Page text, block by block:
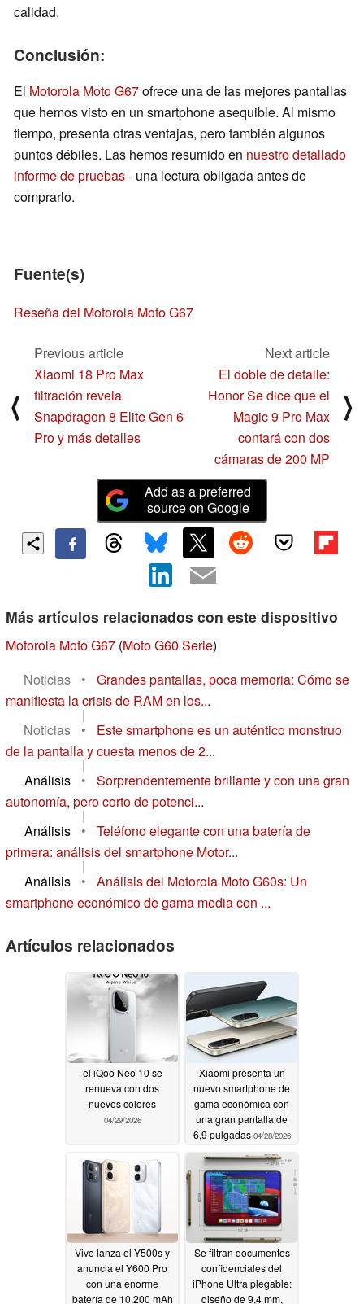
calidad.
Conclusión:
El Motorola Moto G67ofrece una de las mejores pantallas
que hemos visto en un smartphone asequible. Al mismo
tiempo, presenta otras ventajas, pero también algunos
puntos débiles. Las hemos resumido en nuestro detallado
informe de pruebas- una lectura obligada antes de
comprarlo.
Fuente(s)
Reseña del Motorola Moto G67
⟨
Previous article
Xiaomi 18 Pro Max
filtración revela
Snapdragon 8 Elite Gen 6
Pro y más detalles
Next article
El doble de detalle:
Honor Se dice que el
Magic 9 Pro Max
contará con dos
cámaras de 200 MP
⟩
Add as a preferred
source on Google
Más artículos relacionados con este dispositivo
Motorola Moto G67 (Moto G60 Serie)
Noticias
•
Grandes pantallas, poca memoria: Cómo se
manifiesta la crisis de RAM en los...
|
Noticias
•
Este smartphone es un auténtico monstruo
de la pantalla y cuesta menos de 2...
|
Análisis
•
Sorprendentemente brillante y con una gran
autonomía, pero corto de potenci...
|
Análisis
•
Teléfono elegante con una batería de
primera: análisis del smartphone Motor...
|
Análisis
•
Análisis del Motorola Moto G60s: Un
smartphone económico de gama media con ...
Artículos relacionados
el iQoo Neo 10 se
renueva con dos
nuevos colores
04/29/2026
Xiaomi presenta un
nuevo smartphone de
gama económica con
una gran pantalla de
6,9 pulgadas 04/28/2026
Vivo lanza el Y500s y
anuncia el Y600 Pro
con una enorme
batería de 10.200 mAh
Se filtran documentos
confidenciales del
iPhone Ultra plegable:
diseño de 9,4 mm,